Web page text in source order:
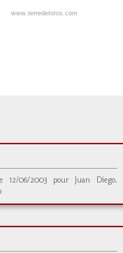
www.terredetoros.com
12/06/2003 pour Juan Diego.